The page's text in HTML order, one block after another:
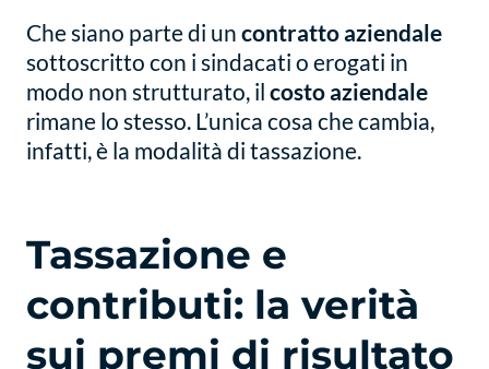
Che siano parte di un contratto aziendale
sottoscritto con i sindacati o erogati in
modo non strutturato, il costo aziendale
rimane lo stesso. L’unica cosa che cambia,
infatti, è la modalità di tassazione.
Tassazione e
contributi: la verità
sui premi di risultato